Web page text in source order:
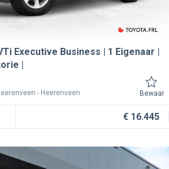
Executive Business | 1 Eigenaar |
|
Heerenveen Bewaar
€ 16.445